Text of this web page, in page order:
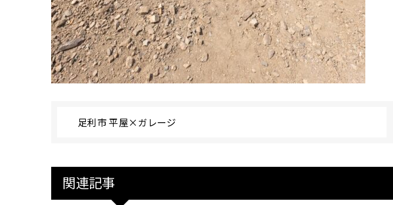
足利市 平屋×ガレージ
関連記事